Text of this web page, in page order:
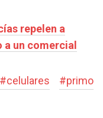
repelen a
un comercial
#celulares #primo